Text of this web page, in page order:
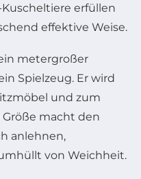
erfüllen
effektive Weise.
metergroßer
Spielzeug. Er wird
und zum
Größe macht den
anlehnen,
von Weichheit.